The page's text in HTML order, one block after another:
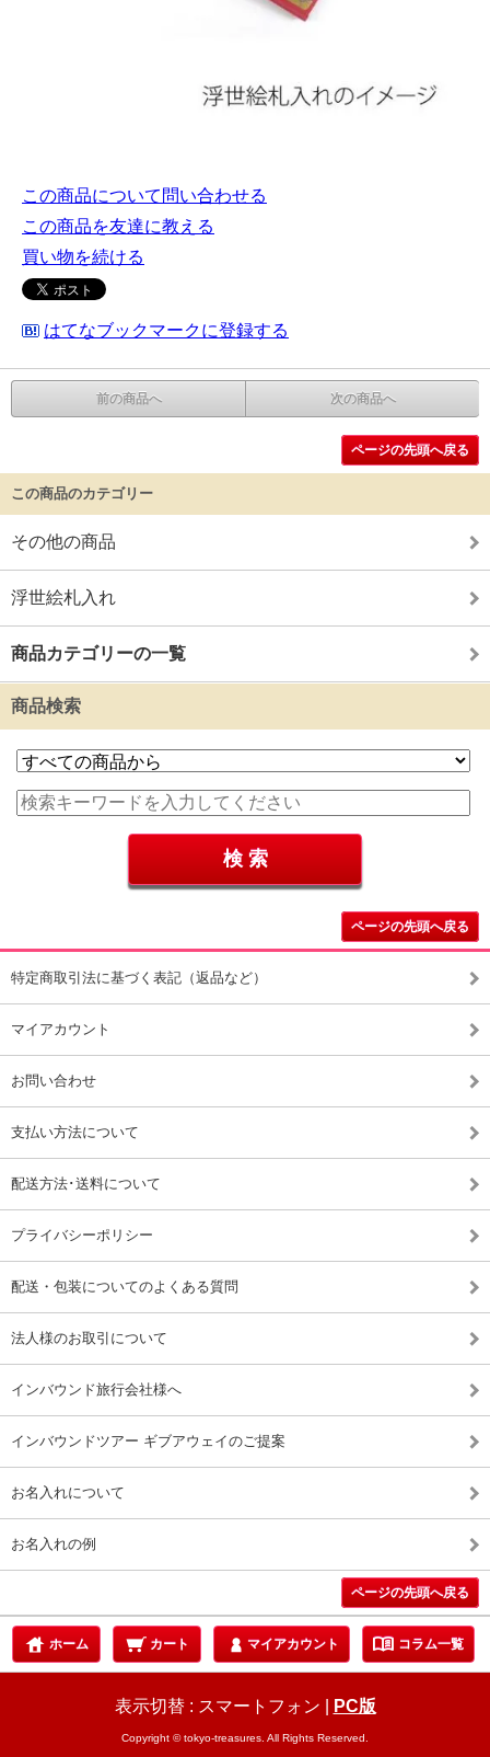
この商品について問い合わせる
この商品を友達に教える
買い物を続ける
はてなブックマークに登録する
前の商品へ 次の商品へ
ページの先頭へ戻る
この商品のカテゴリー
その他の商品
浮世絵札入れ
商品カテゴリーの一覧
商品検索
ページの先頭へ戻る
特定商取引法に基づく表記（返品など）
マイアカウント
お問い合わせ
支払い方法について
配送方法･送料について
プライバシーポリシー
配送・包装についてのよくある質問
法人様のお取引について
インバウンド旅行会社様へ
インバウンドツアー ギブアウェイのご提案
お名入れについて
お名入れの例
ページの先頭へ戻る
ホーム カート マイアカウント menu_book コラム一覧
表示切替 : スマートフォン PC版
Copyright © tokyo-treasures. All Rights Reserved.